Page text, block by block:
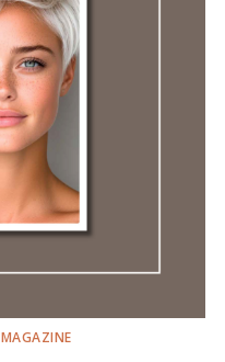
MAGAZINE